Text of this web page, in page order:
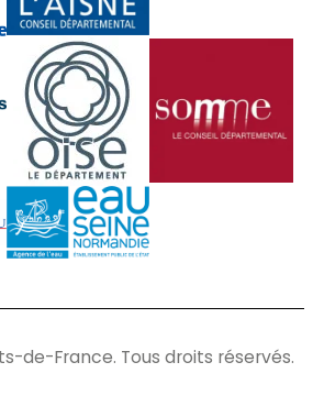
de-France. Tous droits réservés.